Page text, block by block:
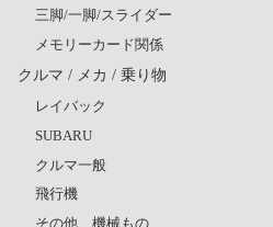
三脚/一脚/スライダー
メモリーカード関係
クルマ / メカ / 乗り物
レイバック
SUBARU
クルマ一般
飛行機
その他、機械もの